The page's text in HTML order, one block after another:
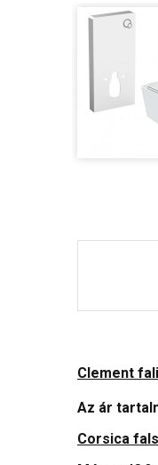
Clement
Az ár
Corsica